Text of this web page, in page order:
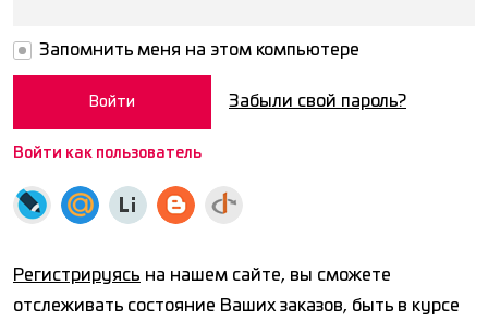
Запомнить меня на этом компьютере
Забыли свой пароль?
Войти как пользователь
Регистрируясь на нашем сайте, вы сможете
отслеживать состояние Ваших заказов, быть в курсе